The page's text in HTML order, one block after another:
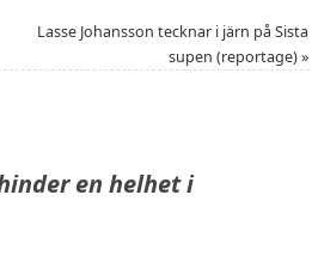
Lasse Johansson tecknar i järn på Sista
supen (reportage)»
en helhet i